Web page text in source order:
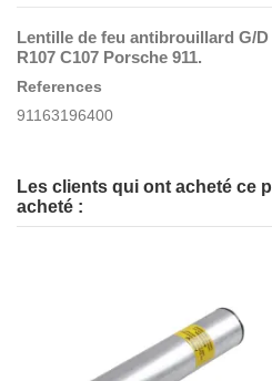
Lentille de feu antibrouillard G/
R107 C107 Porsche 911.
References
91163196400
Les clients qui ont acheté ce
acheté :